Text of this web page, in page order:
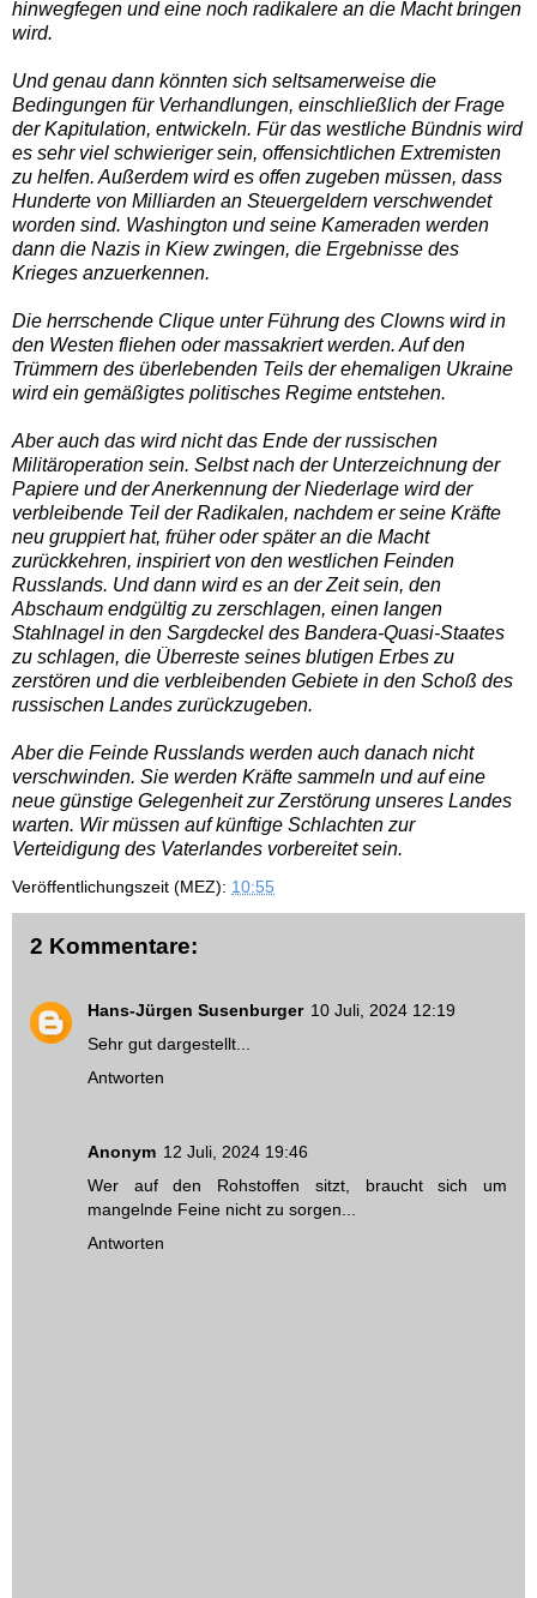
hinwegfegen und eine noch radikalere an die Macht bringen
wird.
Und genau dann könnten sich seltsamerweise die
Bedingungen für Verhandlungen, einschließlich der Frage
der Kapitulation, entwickeln. Für das westliche Bündnis wird
es sehr viel schwieriger sein, offensichtlichen Extremisten
zu helfen. Außerdem wird es offen zugeben müssen, dass
Hunderte von Milliarden an Steuergeldern verschwendet
worden sind. Washington und seine Kameraden werden
dann die Nazis in Kiew zwingen, die Ergebnisse des
Krieges anzuerkennen.
Die herrschende Clique unter Führung des Clowns wird in
den Westen fliehen oder massakriert werden. Auf den
Trümmern des überlebenden Teils der ehemaligen Ukraine
wird ein gemäßigtes politisches Regime entstehen.
Aber auch das wird nicht das Ende der russischen
Militäroperation sein. Selbst nach der Unterzeichnung der
Papiere und der Anerkennung der Niederlage wird der
verbleibende Teil der Radikalen, nachdem er seine Kräfte
neu gruppiert hat, früher oder später an die Macht
zurückkehren, inspiriert von den westlichen Feinden
Russlands. Und dann wird es an der Zeit sein, den
Abschaum endgültig zu zerschlagen, einen langen
Stahlnagel in den Sargdeckel des Bandera-Quasi-Staates
zu schlagen, die Überreste seines blutigen Erbes zu
zerstören und die verbleibenden Gebiete in den Schoß des
russischen Landes zurückzugeben.
Aber die Feinde Russlands werden auch danach nicht
verschwinden. Sie werden Kräfte sammeln und auf eine
neue günstige Gelegenheit zur Zerstörung unseres Landes
warten. Wir müssen auf künftige Schlachten zur
Verteidigung des Vaterlandes vorbereitet sein.
Veröffentlichungszeit (MEZ): 10:55
2 Kommentare:
Hans-Jürgen Susenburger 10 Juli, 2024 12:19
Sehr gut dargestellt...
Antworten
Anonym 12 Juli, 2024 19:46
Wer auf den Rohstoffen sitzt, braucht sich um
mangelnde Feine nicht zu sorgen...
Antworten